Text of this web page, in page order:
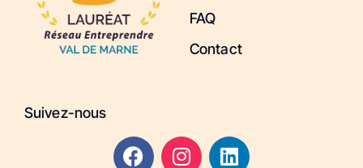
FAQ
Contact
Suivez-nous